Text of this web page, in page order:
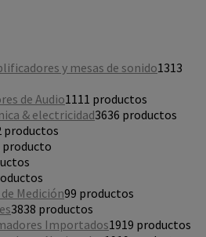
y mesas de sonido1313
de Audio11 11 productos
& electricidad3636 productos
productos
producto
Medición99 productos
3838 productos
Importados1919 productos